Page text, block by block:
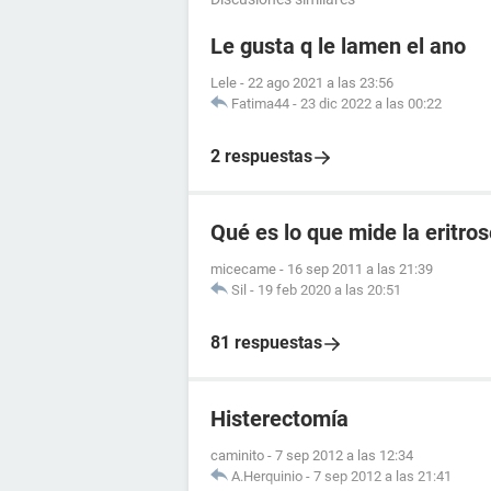
Le gusta q le lamen el ano
Lele - 22 ago 2021 a las 23:56
Fatima44 - 23 dic 2022 a las 00:22
2 respuestas
Qué es lo que mide la
micecame - 16 sep 2011 a las 21:39
Sil - 19 feb 2020 a las 20:51
81 respuestas
Histerectomía
caminito - 7 sep 2012 a las 12:34
A.Herquinio - 7 sep 2012 a las 21:41